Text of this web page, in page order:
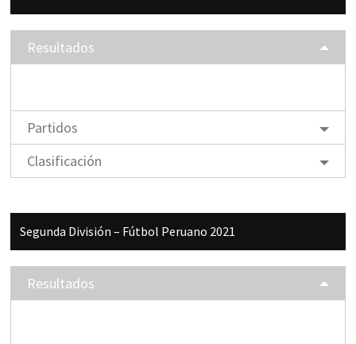
lateral
principal
Resultados
Partidos
Clasificación
Segunda División – Fútbol Peruano 2021
Resultados